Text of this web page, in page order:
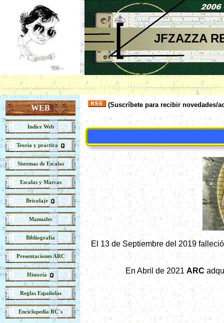
WEB
Indice Web
Teoria y practica
Sistemas de Escalas
Escalas y Marcas
Bricolaje
Manuales
Bibliografia
Presentaciones ARC
Historía
Reglas Españolas
Enciclopedia RC´s
JFZAZZA
(Suscríbete para recibir
El 13 de Septiembre del 2019
En Abril de 2021 ARC